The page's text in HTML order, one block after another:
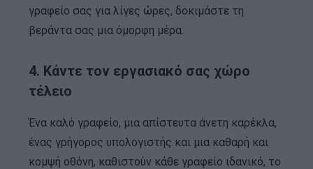
γραφείο σας για λίγες ώρες, δοκιμάστε τη
βεράντα σας μια όμορφη μέρα.
4. Κάντε τον εργασιακό σας χώρο
τέλειο
Ένα καλό γραφείο, μια απίστευτα άνετη καρέκλα,
ένας γρήγορος υπολογιστής και μια καθαρή και
κομψή οθόνη, καθιστούν κάθε γραφείο ιδανικό, το